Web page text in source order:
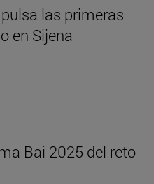
las primeras
en Sijena
Bai 2025 del reto